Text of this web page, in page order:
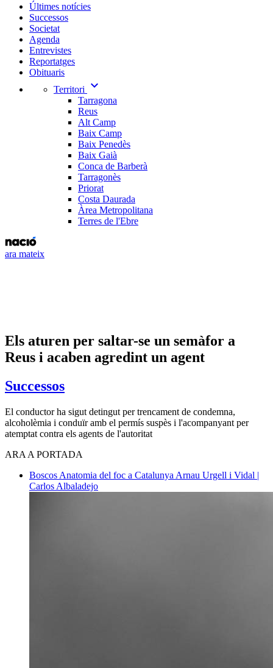
Últimes notícies
Successos
Societat
Agenda
Entrevistes
Reportatges
Obituaris
Territori
expand_more
Tarragona
Reus
Alt Camp
Baix Camp
Baix Penedès
Baix Gaià
Conca de Barberà
Tarragonès
Priorat
Costa Daurada
Àrea Metropolitana
Terres de l'Ebre
ara mateix
Els aturen per saltar-se un semàfor a
Reus i acaben agredint un agent
Successos
El conductor ha sigut detingut per trencament de condemna,
alcoholèmia i conduïr amb el permís suspès i l'acompanyant per
atemptat contra els agents de l'autoritat
ARA A PORTADA
Boscos Anatomia del foc a Catalunya Arnau Urgell i Vidal |
Carlos Albaladejo